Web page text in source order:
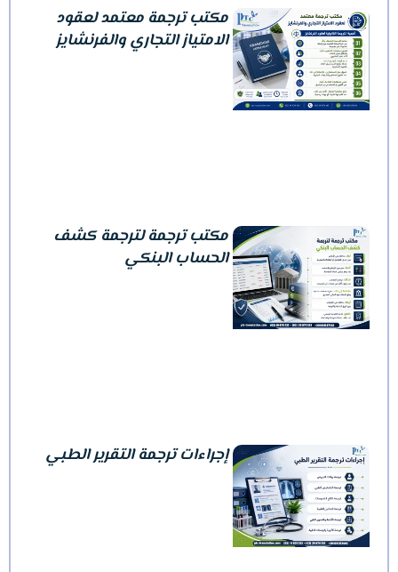
مكتب ترجمة معتمد لعقود
الامتياز التجاري والفرنشايز
مكتب ترجمة لترجمة كشف
الحساب البنكي
إجراءات ترجمة التقرير الطبي